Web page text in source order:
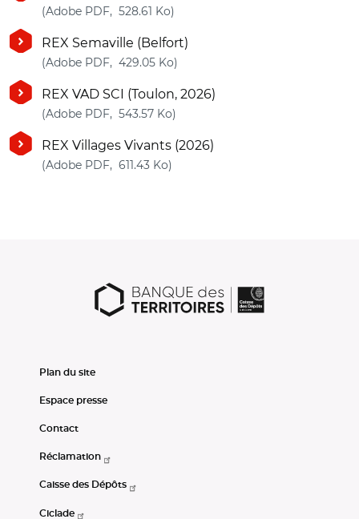
(Adobe PDF, 528.61 Ko)
REX Semaville (Belfort)
(Adobe PDF, 429.05 Ko)
REX VAD SCI (Toulon, 2026)
(Adobe PDF, 543.57 Ko)
REX Villages Vivants (2026)
(Adobe PDF, 611.43 Ko)
Plan du site
Espace presse
Contact
Réclamation
Caisse des Dépôts
Ciclade